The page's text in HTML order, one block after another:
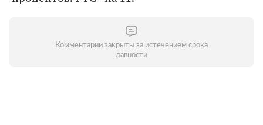
Комментарии закрыты за истечением срока
давности